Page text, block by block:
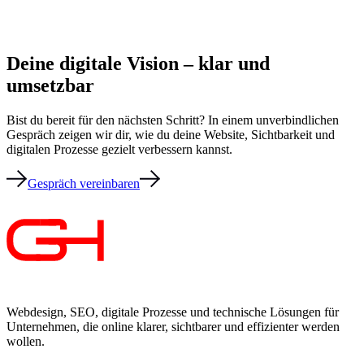
Deine digitale Vision – klar und
umsetzbar
Bist du bereit für den nächsten Schritt? In einem unverbindlichen
Gespräch zeigen wir dir, wie du deine Website, Sichtbarkeit und
digitalen Prozesse gezielt verbessern kannst.
Gespräch vereinbaren
Webdesign, SEO, digitale Prozesse und technische Lösungen für
Unternehmen, die online klarer, sichtbarer und effizienter werden
wollen.